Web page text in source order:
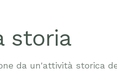
storia
da un'attività storica